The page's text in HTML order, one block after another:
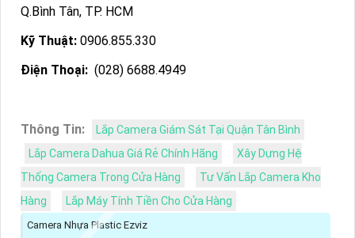
Q.Bình Tân, TP. HCM
Kỹ Thuật: 0906.855.330
Điện Thoại: (028) 6688.4949
Thông Tin:
Lắp Camera Giám Sát Tại Quận Tân Bình
Lắp Camera Dahua Giá Rẻ Chính Hãng
Xây Dựng Hệ
Thống Camera Trong Cửa Hàng
Tư Vấn Lắp Camera Kho
Hàng
Lắp Máy Tính Tiền Cho Cửa Hàng
Camera Nhựa Plastic Ezviz